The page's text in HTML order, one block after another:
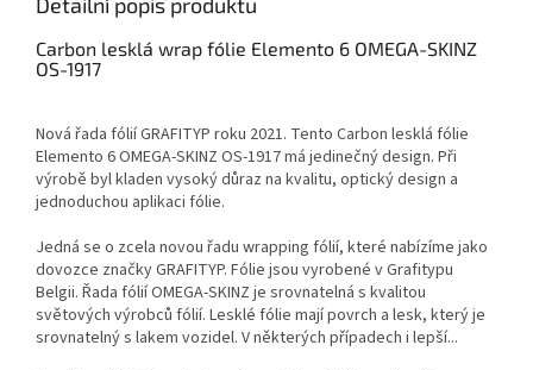
Carbon lesklá wrap fólie Elemento 6 OMEGA-SKINZ
OS-1917
Nová řada fólií GRAFITYP roku 2021. Tento Carbon lesklá fólie
Elemento 6 OMEGA-SKINZ OS-1917 má jedinečný design. Při
výrobě byl kladen vysoký důraz na kvalitu, optický design a
jednoduchou aplikaci fólie.
Jedná se o zcela novou řadu wrapping fólií, které nabízíme jako
dovozce značky GRAFITYP. Fólie jsou vyrobené v Grafitypu
Belgii. Řada fólií OMEGA-SKINZ je srovnatelná s kvalitou
světových výrobců fólií. Lesklé fólie mají povrch a lesk, který je
srovnatelný s lakem vozidel. V některých případech i lepší...